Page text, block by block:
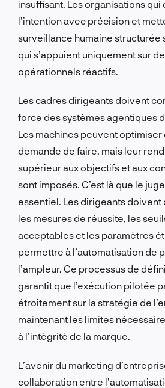
insuffisant. Les organisations qui
l’intention avec précision et
surveillance humaine structurée
qui s’appuient uniquement sur
opérationnels réactifs.
Les cadres dirigeants doivent
force des systèmes agentiques
Les machines peuvent optimiser
demande de faire, mais leur
supérieur aux objectifs et aux
sont imposés. C’est là que le
essentiel. Les dirigeants
les mesures de réussite, les
acceptables et les paramètres
permettre à l’automatisation de
l’ampleur. Ce processus de
garantit que l’exécution pilotée
étroitement sur la stratégie de
maintenant les limites
à l’intégrité de la marque.
L’avenir du marketing
collaboration entre